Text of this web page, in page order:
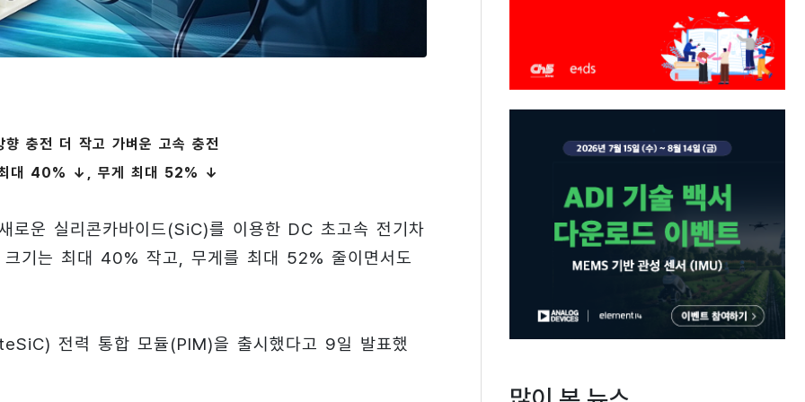
충전 더 작고 가벼운 고속 충전
최대 40% ↓, 무게 최대 52% ↓
운 실리콘카바이드(SiC)를 이용한 DC 초고속 전기차
기는 최대 40% 작고, 무게를 최대 52% 줄이면서도
전력 통합 모듈(PIM)을 출시했다고 9일 발표했